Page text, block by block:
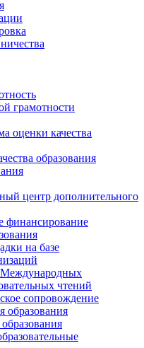
грамотности
оценки качества
образования
центр дополнительного
финансирование
на базе
чтений
сопровождение
образования